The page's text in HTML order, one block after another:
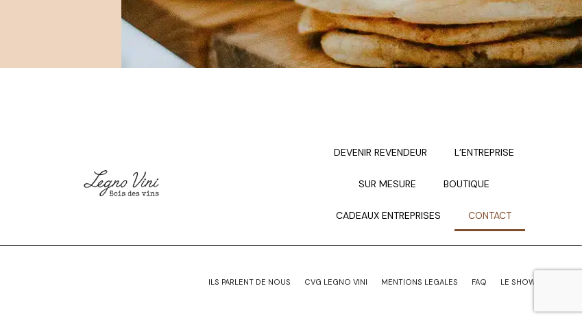
DEVENIR REVENDEUR L’ENTREPRISE
SUR MESURE BOUTIQUE
CADEAUX ENTREPRISES CONTACT
ILS PARLENT DE NOUS CVG LEGNO VINI MENTIONS LEGALES FAQ LE SHOWROOM